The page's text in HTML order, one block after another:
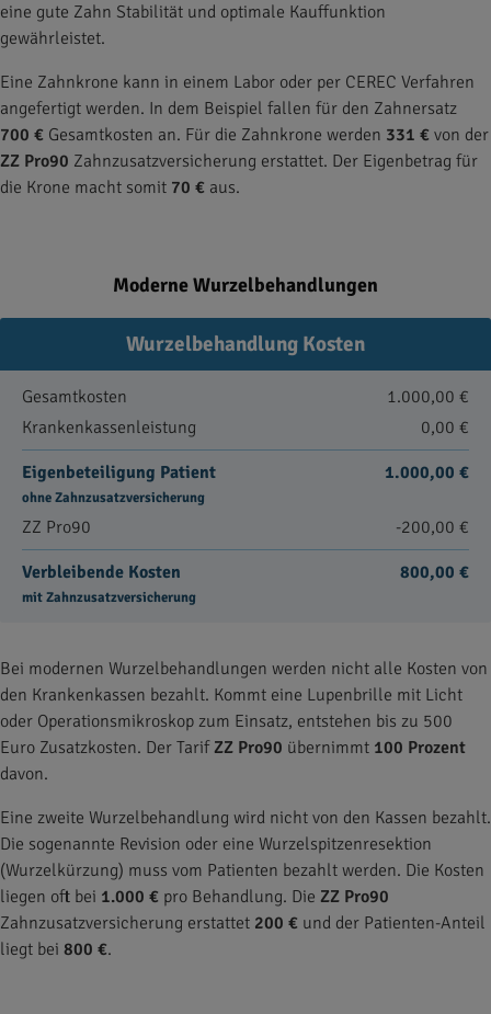
eine gute Zahn Stabilität und optimale Kauffunktion
gewährleistet.
Eine Zahnkrone kann in einem Labor oder per CEREC Verfahren
angefertigt werden. In dem Beispiel fallen für den Zahnersatz
700 € Gesamtkosten an. Für die Zahnkrone werden 331 € von der
ZZ Pro90 Zahnzusatzversicherung erstattet. Der Eigenbetrag für
die Krone macht somit 70 € aus.
Moderne Wurzelbehandlungen
Wurzelbehandlung Kosten
Gesamtkosten
1.000,00 €
Krankenkassenleistung
0,00 €
Eigenbeteiligung Patient
ohne Zahnzusatzversicherung
1.000,00 €
ZZ Pro90 -200,00 €
Verbleibende Kosten
mit Zahnzusatzversicherung
800,00 €
Bei modernen Wurzelbehandlungen werden nicht alle Kosten von
den Krankenkassen bezahlt. Kommt eine Lupenbrille mit Licht
oder Operationsmikroskop zum Einsatz, entstehen bis zu 500
Euro Zusatzkosten. Der TarifZZ Pro90 übernimmt 100 Prozent
davon.
Eine zweite Wurzelbehandlung wird nicht von den Kassen bezahlt.
Die sogenannte Revision oder eine Wurzelspitzenresektion
(Wurzelkürzung) muss vom Patienten bezahlt werden. Die Kosten
liegen oft bei 1.000 € pro Behandlung. Die ZZ Pro90
Zahnzusatzversicherung erstattet 200 € und der Patienten-Anteil
liegt bei 800 €.